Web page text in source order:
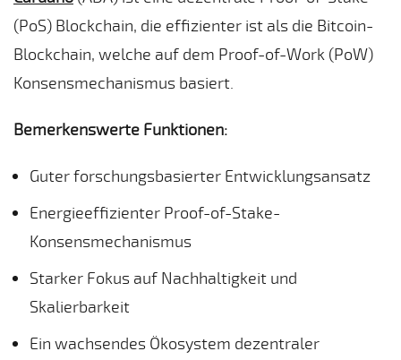
(PoS) Blockchain, die effizienter ist als die Bitcoin-
Blockchain, welche auf dem Proof-of-Work (PoW)
Konsensmechanismus basiert.
Bemerkenswerte Funktionen:
Guter forschungsbasierter Entwicklungsansatz
Energieeffizienter Proof-of-Stake-
Konsensmechanismus
Starker Fokus auf Nachhaltigkeit und
Skalierbarkeit
Ein wachsendes Ökosystem dezentraler